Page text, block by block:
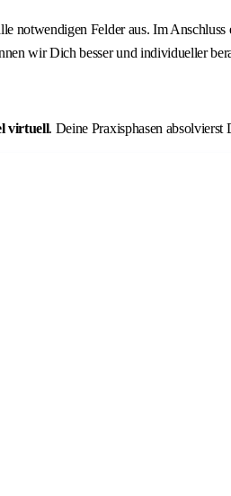
notwendigen Felder aus. Im
wir Dich besser und individueller
virtuell. Deine Praxisphasen